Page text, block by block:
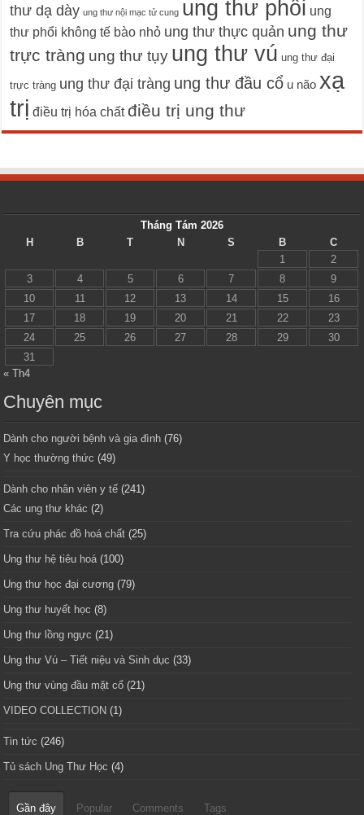
thư dạ dày ung thư nội mạc tử cung ung thư phổi ung
thư phổi không tế bào nhỏ ung thư thực quản ung thư
trực tràng ung thư tụy ung thư vú ung thư đại
trực tràng ung thư đại tràng ung thư đầu cổ u não xạ
trị điều trị hóa chất điều trị ung thư
Tháng Tám 2026
H
B T N S B
C
1
2
3
4 5 6 7 8
9
10
11 12 13 14 15
16
17
18 19 20 21 22
23
24
25 26 27 28 29
30
31
« Th4
Chuyên mục
Dành cho người bệnh và gia đình (76)
Y học thường thức (49)
Dành cho nhân viên y tế (241)
Các ung thư khác (2)
Tra cứu phác đồ hoá chất (25)
Ung thư hệ tiêu hoá(100)
Ung thư học đại cương (79)
Ung thư huyết học (8)
Ung thư lồng ngực (21)
Ung thư Vú – Tiết niệu và Sinh dục (33)
Ung thư vùng đầu mặt cổ (21)
VIDEO COLLECTION (1)
Tin tức (246)
Tủ sách Ung Thư Học (4)
Gần đây Popular Comments Tags